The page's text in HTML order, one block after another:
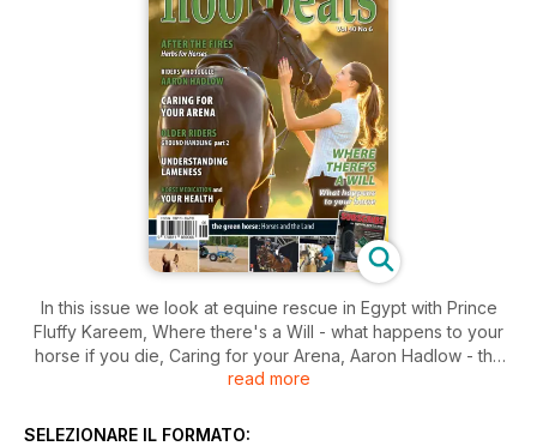
In this issue we look at equine rescue in Egypt with Prince
Fluffy Kareem, Where there's a Will - what happens to your
horse if you die, Caring for your Arena, Aaron Hadlow - the
the older rider, Ken Faulkner - natural horseman, and many
read more
SELEZIONARE IL FORMATO: